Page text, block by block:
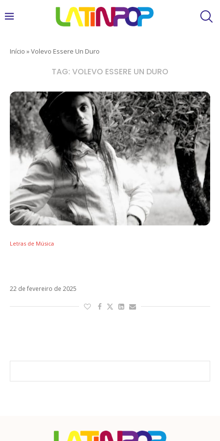
Início »Volevo Essere Un Duro
TAG: VOLEVO ESSERE UN DURO
Letras de Música
22 de fevereiro de 2025